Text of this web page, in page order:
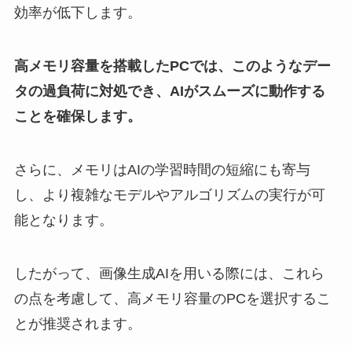
効率が低下します。
高メモリ容量を搭載したPCでは、このようなデー
タの過負荷に対処でき、AIがスムーズに動作する
ことを確保します。
さらに、メモリはAIの学習時間の短縮にも寄与
し、より複雑なモデルやアルゴリズムの実行が可
能となります。
したがって、画像生成AIを用いる際には、これら
の点を考慮して、高メモリ容量のPCを選択するこ
とが推奨されます。